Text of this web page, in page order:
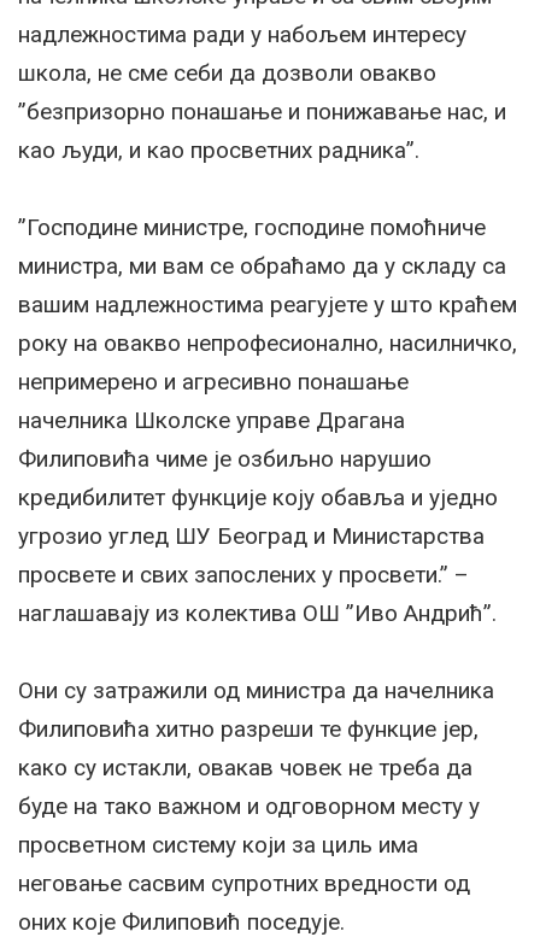
надлежностима ради у набољем интересу
школа, не сме себи да дозволи овакво
”безпризорно понашање и понижавање нас, и
као људи, и као просветних радника”.
”Господине министре, господине помоћниче
министра, ми вам се обраћамо да у складу са
вашим надлежностима реагујете у што краћем
року на овакво непрофесионално, насилничко,
непримерено и агресивно понашање
начелника Школске управе Драгана
Филиповића чиме je озбиљно нарушио
кредибилитет функције коју обавља и уједно
угрозио углед ШУ Београд и Министарства
просвете и свих запослених у просвети.” –
наглашавају из колектива ОШ ”Иво Андрић”.
Они су затражили од министра да начелника
Филиповића хитно разреши те функцие jep,
како су истакли, овакав човек не треба да
буде на тако важном и одговорном месту у
просветном систему који за циль има
неговање сасвим супротних вредности од
оних које Филиповић поседује.